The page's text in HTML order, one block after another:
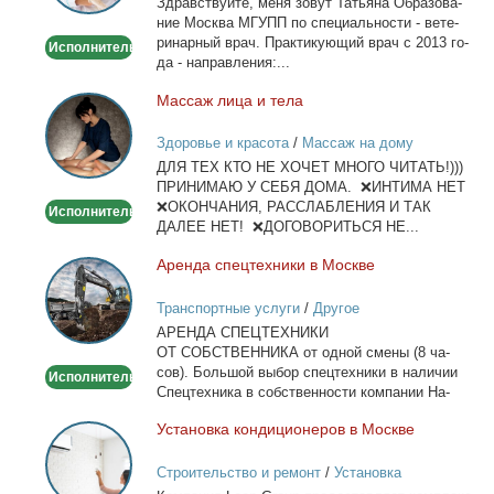
Выезд
дом
Исполнитель
ние Москва МГУПП по спе­ци­аль­но­сти - ве­те­
ри­нар­ный врач. Прак­ти­ку­ю­щий врач с 2013 го­
да - на­прав­ле­ния:...
Массаж
лица
и
тела
Исполнитель
Мас­саж ли­ца и те­ла
Здоровье и красота/ Массаж на дому
ДЛЯ ТЕХ КТО НЕ ХОЧЕТ МНОГО ЧИТАТЬ!)))
ПРИНИМАЮ У СЕБЯ ДОМА. ❌ИНТИМА НЕТ
❌ОКОНЧАНИЯ, РАССЛАБЛЕНИЯ И ТАК
ДАЛЕЕ НЕТ! ❌ДОГОВОРИТЬСЯ НЕ...
Аренда
спецтехники
в
Москве
Исполнитель
Арен­да спец­тех­ни­ки в Москве
Транспортные услуги/ Другое
АРЕНДА СПЕЦТЕХНИКИ
ОТ СОБСТВЕННИКА от од­ной сме­ны (8 ча­
сов). Боль­шой вы­бор спец­тех­ни­ки в на­ли­чии
Спец­тех­ни­ка в соб­ствен­но­сти ком­па­нии На­
Установка
кондиционеров
в
Уста­нов­ка кон­ди­ци­о­не­ров в Москве
Строительство и ремонт/ Установка